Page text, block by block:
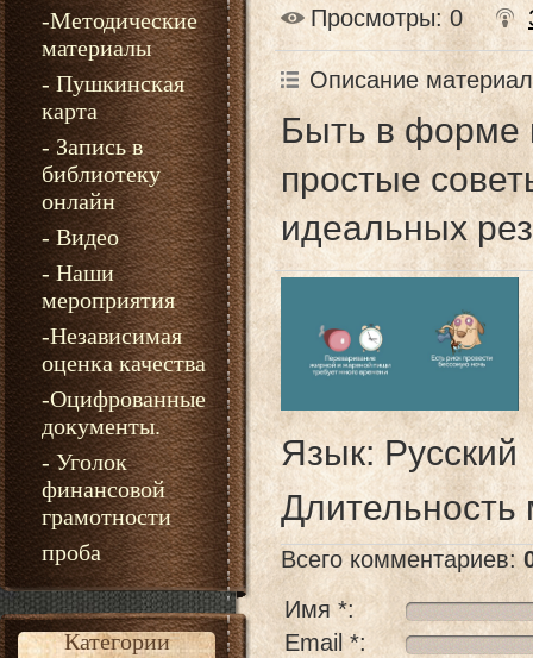
-Методические
материалы
- Пушкинская
карта
- Запись в
библиотеку
онлайн
- Видео
- Наши
мероприятия
-Независимая
оценка качества
-Оцифрованные
документы.
- Уголок
финансовой
грамотности
проба
Категории
Просмотры: 0
Описание
Быть в форме
простые
идеальных
Язык: Русский
Длительность
Всего комментариев:
Имя *:
Email *: